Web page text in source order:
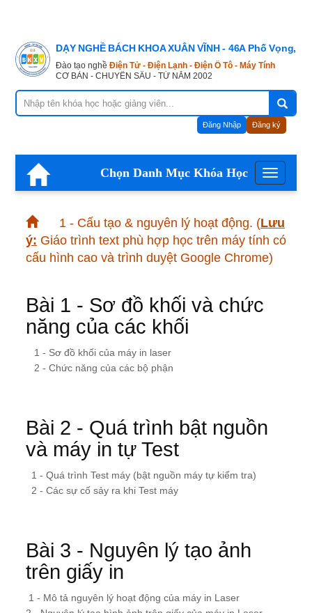
DẠY NGHỀ BÁCH KHOA XUÂN VĨNH - 46A Phố Vọng,
Đào tạo nghề Điện Tử - Điện Lạnh - Điện Ô Tô - Máy Tính
CƠ BẢN - CHUYÊN SÂU - TỪ NĂM 2002
Đăng Nhập Đăng ký
Menu
Chọn Danh Mục Khóa Học
1 - Cấu tạo & nguyên lý hoạt động. (Lưu
ý: Giáo trình text phù hợp học trên máy tính có
cấu hình cao và trình duyệt Google Chrome)
Bài 1 - Sơ đồ khối và chức
năng của các khối
1 - Sơ đồ khối của máy in laser
2 - Chức năng của các bộ phận
Bài 2 - Quá trình bật nguồn
và máy in tự Test
1 - Quá trình Test máy (bật nguồn máy tự kiểm tra)
2 - Các sự cố sảy ra khi Test máy
Bài 3 - Nguyên lý tạo ảnh
trên giấy in
1 - Mô tả nguyên lý hoạt động của máy in Laser